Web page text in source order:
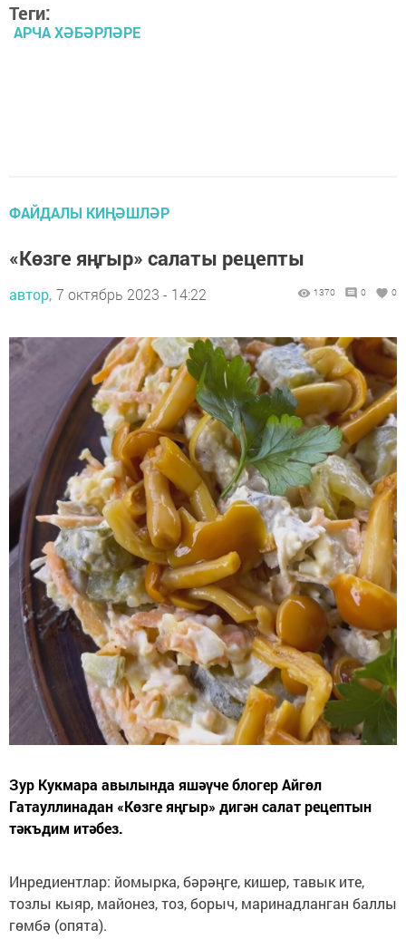
Теги:
АРЧА ХӘБӘРЛӘРЕ
ФАЙДАЛЫ КИҢӘШЛӘР
«Көзге яңгыр» салаты рецепты
автор, 7 октябрь 2023 - 14:22 1370 0 0
Зур Кукмара авылында яшәүче блогер Айгөл
Гатауллинадан «Көзге яңгыр» дигән салат рецептын
тәкъдим итәбез.
Инредиентлар: йомырка, бәрәңге, кишер, тавык ите,
тозлы кыяр, майонез, тоз, борыч, маринадланган баллы
гөмбә (опята).